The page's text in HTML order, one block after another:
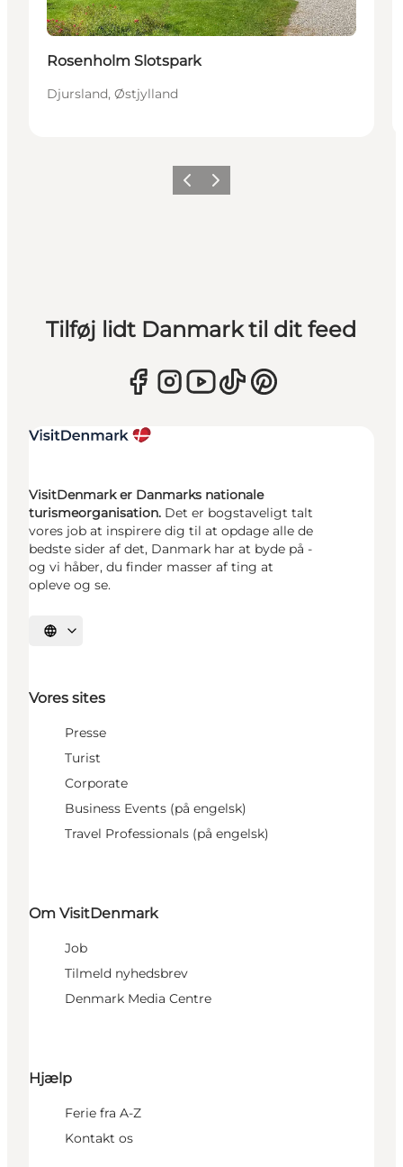
Rosenholm Slotspark
Djursland, Østjylland
ForrigeNæste
Tilføj lidt Danmark til dit feed
VisitDenmark er Danmarks nationale
turismeorganisation. Det er bogstaveligt talt
vores job at inspirere dig til at opdage alle de
bedste sider af det, Danmark har at byde på -
og vi håber, du finder masser af ting at
opleve og se.
Vælg sprog
Vores sites
Presse
Turist
Corporate
Business Events (på engelsk)
Travel Professionals (på engelsk)
Om VisitDenmark
Job
Tilmeld nyhedsbrev
Denmark Media Centre
Hjælp
Ferie fra A-Z
Kontakt os